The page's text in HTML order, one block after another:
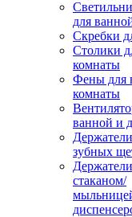
для
Скребки
Столики
комнаты
Фены для
комнаты
ванной и
зубных
стаканом/